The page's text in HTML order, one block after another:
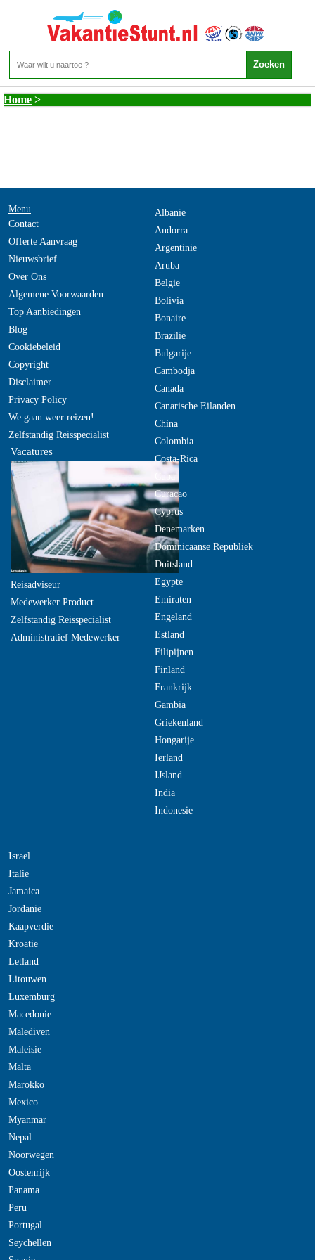
Colombia - Caraibische Kust
Home >
Menu
Contact
Offerte Aanvraag
Nieuwsbrief
Over Ons
Algemene Voorwaarden
Top Aanbiedingen
Blog
Cookiebeleid
Copyright
Disclaimer
Privacy Policy
We gaan weer reizen!
Zelfstandig Reisspecialist
Vacatures
Reisadviseur
Medewerker Product
Zelfstandig Reisspecialist
Administratief Medewerker
Albanie
Andorra
Argentinie
Aruba
Belgie
Bolivia
Bonaire
Brazilie
Bulgarije
Cambodja
Canada
Canarische Eilanden
China
Colombia
Costa-Rica
Cuba
Curacao
Cyprus
Denemarken
Dominicaanse Republiek
Duitsland
Egypte
Emiraten
Engeland
Estland
Filipijnen
Finland
Frankrijk
Gambia
Griekenland
Hongarije
Ierland
IJsland
India
Indonesie
Israel
Italie
Jamaica
Jordanie
Kaapverdie
Kroatie
Letland
Litouwen
Luxemburg
Macedonie
Malediven
Maleisie
Malta
Marokko
Mexico
Myanmar
Nepal
Noorwegen
Oostenrijk
Panama
Peru
Portugal
Seychellen